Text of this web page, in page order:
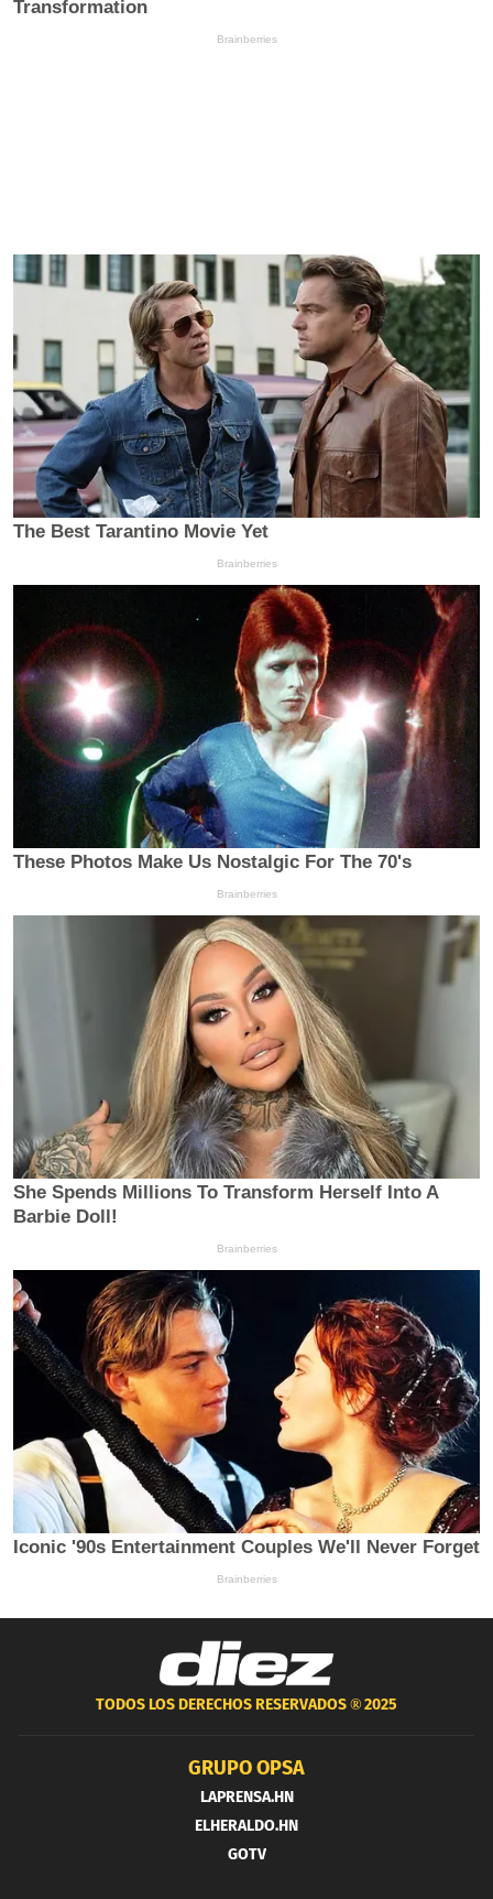
TODOS LOS DERECHOS RESERVADOS ®2025
GRUPO OPSA
LAPRENSA.HN
ELHERALDO.HN
GOTV